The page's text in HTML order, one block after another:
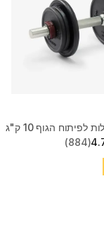
הגוף 10 ק"ג
(884)